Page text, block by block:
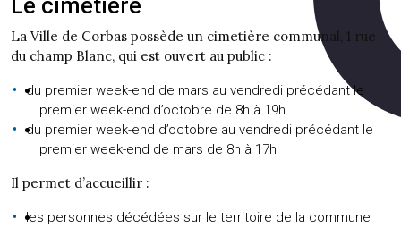
Le cimetière
La Ville de Corbas possède un cimetière communal, 1 rue
du champ Blanc, qui est ouvert au public :
du premier week-end de mars au vendredi précédant le
premier week-end d’octobre de 8h à 19h
du premier week-end d’octobre au vendredi précédant le
premier week-end de mars de 8h à 17h
Il permet d’accueillir :
les personnes décédées sur le territoire de la commune